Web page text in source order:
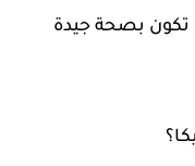
تكون بصحة جيدة